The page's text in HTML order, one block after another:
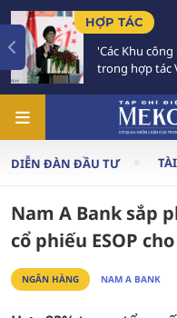
VSIP mở ra chương mới
Nam – Singapore'
DIỄN ĐÀN ĐẦU TƯ
Nam A Bank sắp
cổ phiếu ESOP
NGÂN HÀNG NAM A BANK